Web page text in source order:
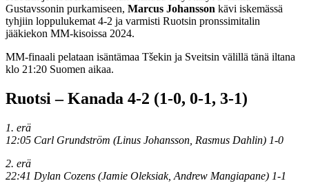
Gustavssonin purkamiseen, Marcus Johansson kävi iskemässä
tyhjiin loppulukemat 4-2 ja varmisti Ruotsin pronssimitalin
jääkiekon MM-kisoissa 2024.
MM-finaali pelataan isäntämaa Tšekin ja Sveitsin välillä tänä iltana
klo 21:20 Suomen aikaa.
Ruotsi – Kanada 4-2 (1-0, 0-1, 3-1)
1. erä
12:05 Carl Grundström (Linus Johansson, Rasmus Dahlin) 1-0
2. erä
22:41 Dylan Cozens (Jamie Oleksiak, Andrew Mangiapane) 1-1